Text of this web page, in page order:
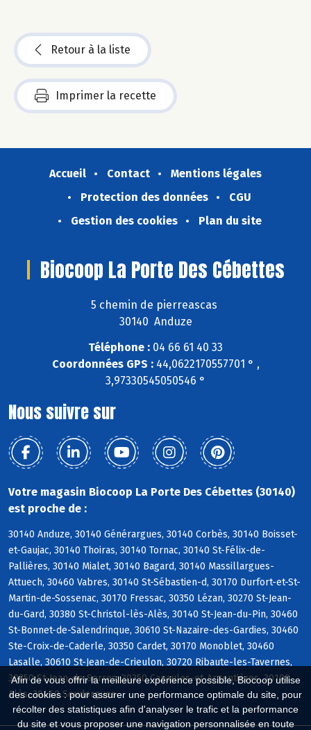
Afin de vous offrir la meilleure expérience possible, Biocoop utilise
des cookies : pour assurer une performance optimale du site, pour
récolter des statistiques afin d'analyser le trafic et la performance
du site et vous proposer une navigation personnalisée en toute
Retour à la liste
Imprimer la recette
Accueil Contact
Mentions légales
Protection des données
CGU
Gestion des cookies
Plan du site
Biocoop La Porte Des Cébettes
5 chemin de pierreascas
30140 Anduze
Téléphone : 04 66 61 40 33
Coordonnées GPS :44,0622170557701 ° ,
3,97330545050546 °
Nous suivre sur
Votre magasin Biocoop La Porte Des Cébettes (30140)
est proche de :
30140 Anduze, 30140 Générargues, 30140 Corbès, 30140 Boisset-
et-Gaujac, 30140 Thoiras, 30140 Tornac, 30140 St-Félix-de-
Pallières, 30140 Mialet, 30140 Bagard, 30140 Massillargues-
Attuech, 30460 Vabres, 30140 St-Sébastien-d, 30170 Durfort-et-St-
Martin-de-Sossenac, 30170 Fressac, 30350 Lézan, 30270 St-Jean-
du-Gard, 30380 St-Christol-lès-Alès, 30140 St-Jean-du-Pin, 30460
St-Bonnet-de-Salendrinque, 30610 St-Nazaire-des-Gardies, 30460
Ste-Croix-de-Caderle, 30350 Cardet, 30170 Monoblet, 30460
Lasalle, 30610 St-Jean-de-Crieulon, 30720 Ribaute-les-Tavernes,
30350 St-Jean-de-Serres, 30350 Canaules-et-Argentières, 30100
Alès, 30460 Soudorgues